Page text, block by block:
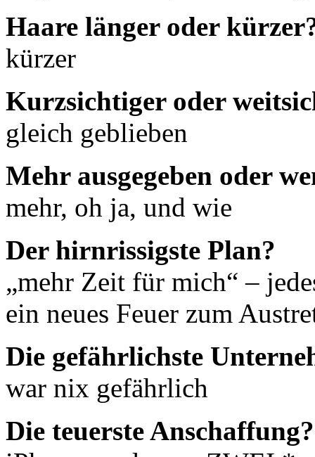
Haare länger oder
kürzer
Kurzsichtiger oder
gleich geblieben
Mehr ausgegeben oder
mehr, oh ja, und wie
Der hirnrissigste Plan?
„mehr Zeit für mich“ –
ein neues Feuer zum
Die gefährlichste
war nix gefährlich
Die teuerste Anschaffung?